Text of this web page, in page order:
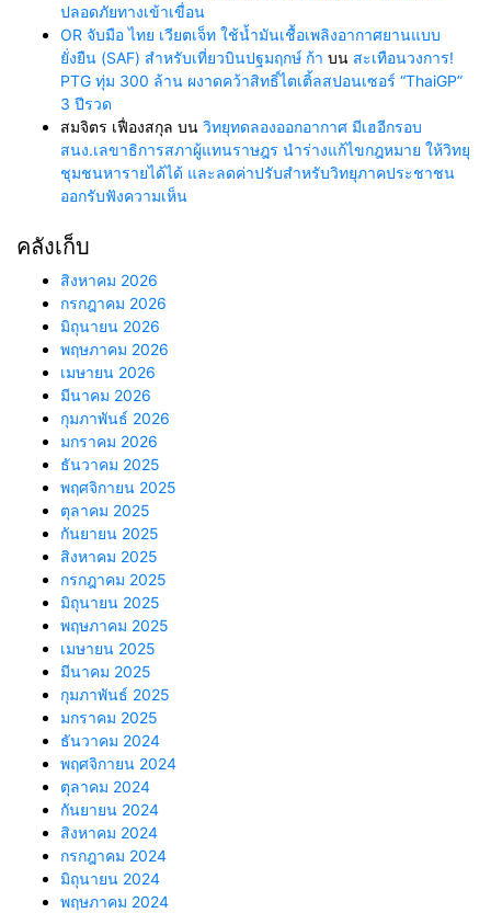
ปลอดภัยทางเข้าเขื่อน
OR จับมือ ไทย เวียตเจ็ท ใช้น้ำมันเชื้อเพลิงอากาศยานแบบ
ยั่งยืน (SAF) สำหรับเที่ยวบินปฐมฤกษ์ ก้า บน สะเทือนวงการ!
PTG ทุ่ม 300 ล้าน ผงาดคว้าสิทธิ์ไตเติ้ลสปอนเซอร์ “ThaiGP”
3 ปีรวด
สมจิตร เฟื่องสกุล บน วิทยุทดลองออกอากาศ มีเฮอีกรอบ
สนง.เลขาธิการสภาผู้แทนราษฎร นำร่างแก้ไขกฎหมาย ให้วิทยุ
ชุมชนหารายได้ได้ และลดค่าปรับสำหรับวิทยุภาคประชาชน
ออกรับฟังความเห็น
คลังเก็บ
สิงหาคม 2026
กรกฎาคม 2026
มิถุนายน 2026
พฤษภาคม 2026
เมษายน 2026
มีนาคม 2026
กุมภาพันธ์ 2026
มกราคม 2026
ธันวาคม 2025
พฤศจิกายน 2025
ตุลาคม 2025
กันยายน 2025
สิงหาคม 2025
กรกฎาคม 2025
มิถุนายน 2025
พฤษภาคม 2025
เมษายน 2025
มีนาคม 2025
กุมภาพันธ์ 2025
มกราคม 2025
ธันวาคม 2024
พฤศจิกายน 2024
ตุลาคม 2024
กันยายน 2024
สิงหาคม 2024
กรกฎาคม 2024
มิถุนายน 2024
พฤษภาคม 2024